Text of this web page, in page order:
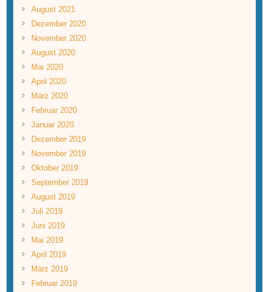
August 2021
Dezember 2020
November 2020
August 2020
Mai 2020
April 2020
März 2020
Februar 2020
Januar 2020
Dezember 2019
November 2019
Oktober 2019
September 2019
August 2019
Juli 2019
Juni 2019
Mai 2019
April 2019
März 2019
Februar 2019